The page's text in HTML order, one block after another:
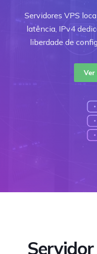
VPS Reino Unido
FAQ
Servidores VPS
latência, IPv4
liberdade de
Ver